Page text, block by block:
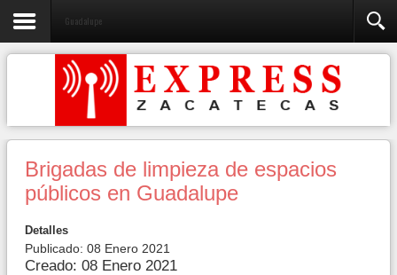
Guadalupe
Brigadas de limpieza de espacios
públicos en Guadalupe
Detalles
Publicado: 08 Enero 2021
Creado: 08 Enero 2021